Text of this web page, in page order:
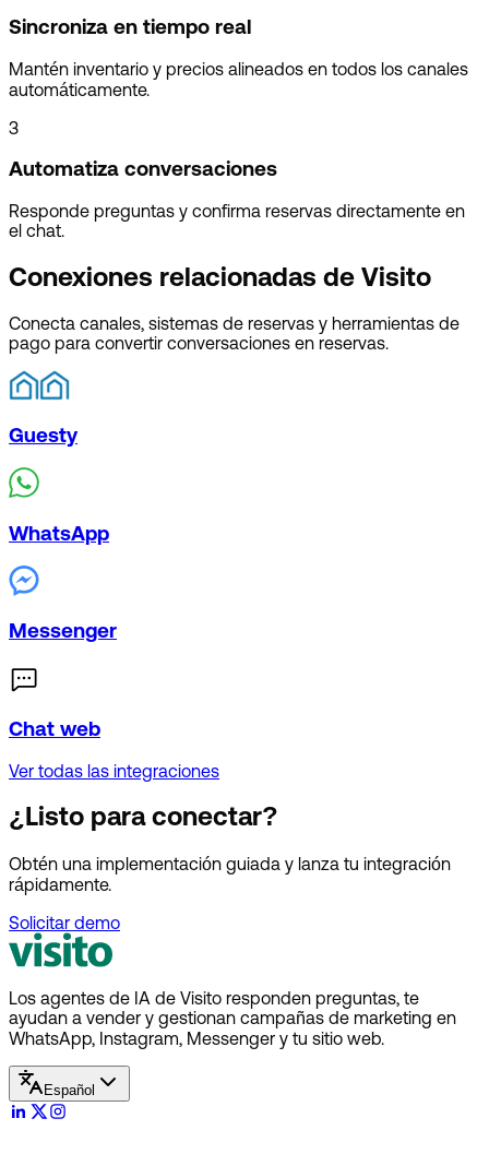
Sincroniza en tiempo real
Mantén inventario y precios alineados en todos los canales
automáticamente.
3
Automatiza conversaciones
Responde preguntas y confirma reservas directamente en
el chat.
Conexiones relacionadas de Visito
Conecta canales, sistemas de reservas y herramientas de
pago para convertir conversaciones en reservas.
Guesty
WhatsApp
Messenger
Chat web
Ver todas las integraciones
¿Listo para conectar?
Obtén una implementación guiada y lanza tu integración
rápidamente.
Solicitar demo
Los agentes de IA de Visito responden preguntas, te
ayudan a vender y gestionan campañas de marketing en
WhatsApp, Instagram, Messenger y tu sitio web.
Español